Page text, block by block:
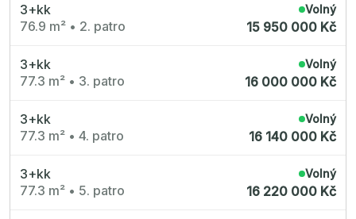
3+kk
76.9 m² • 2. patro
Volný
15 950 000 Kč
3+kk
77.3 m² • 3. patro
Volný
16 000 000 Kč
3+kk
77.3 m² • 4. patro
Volný
16 140 000 Kč
3+kk
77.3 m² • 5. patro
Volný
16 220 000 Kč